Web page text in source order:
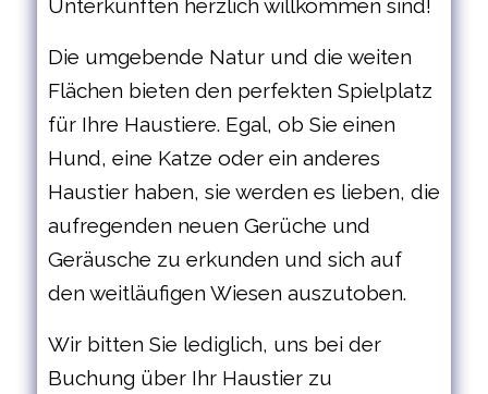
Unterkünften herzlich willkommen sind!
Die umgebende Natur und die weiten
Flächen bieten den perfekten Spielplatz
für Ihre Haustiere. Egal, ob Sie einen
Hund, eine Katze oder ein anderes
Haustier haben, sie werden es lieben, die
aufregenden neuen Gerüche und
Geräusche zu erkunden und sich auf
den weitläufigen Wiesen auszutoben.
Wir bitten Sie lediglich, uns bei der
Buchung über Ihr Haustier zu